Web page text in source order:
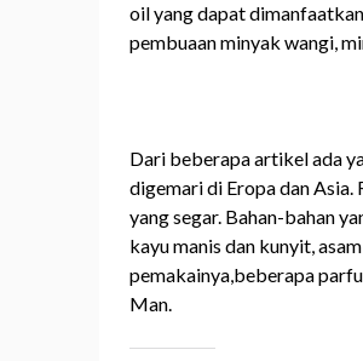
oil yang dapat
pembuaan minyak wangi,
Dari beberapa artikel ada
digemari di Eropa dan
yang segar. Bahan-bahan
kayu manis dan kunyit,
pemakainya,beberapa
Man.